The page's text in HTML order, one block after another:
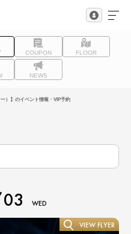
COUPON FLOOR
NEWS
）】のイベント情報・VIP予約
WED
VIEW FLYER